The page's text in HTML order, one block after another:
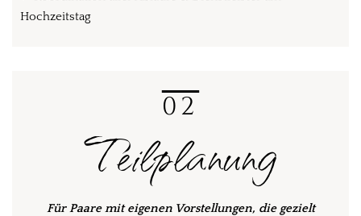
Hochzeitstag
02
Teilplanung
Für Paare mit eigenen Vorstellungen, die gezielt